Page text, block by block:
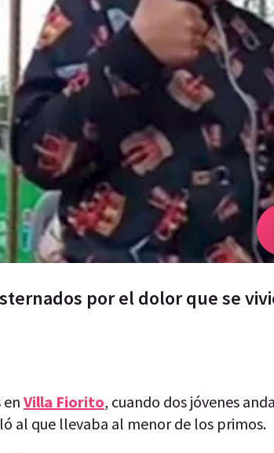
por el dolor que se
Villa Fiorito, cuando dos jóvenes
al que llevaba al menor de los primos.